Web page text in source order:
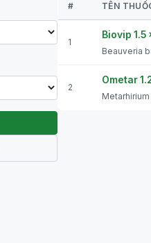
# TÊN
1
Biovip 1.5
Beauveria
2
Ometar